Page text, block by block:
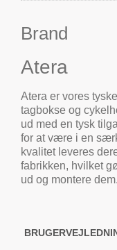
Brand
Atera
Atera er vores
tagbokse og
ud med en tysk
for at være i en
kvalitet leveres
fabrikken, hvilket
ud og montere dem.